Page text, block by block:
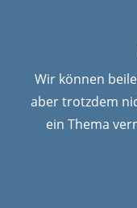
Wir können
aber trotzdem
ein Thema